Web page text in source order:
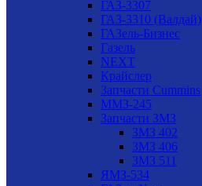
ГАЗ-3307
ГАЗ-3310 (Валдай)
ГАЗель-Бизнес
Газель
NEXT
Крайслер
Запчасти Cummins
ММЗ-245
Запчасти ЗМЗ
ЗМЗ 402
ЗМЗ 406
ЗМЗ 511
ЯМЗ-534